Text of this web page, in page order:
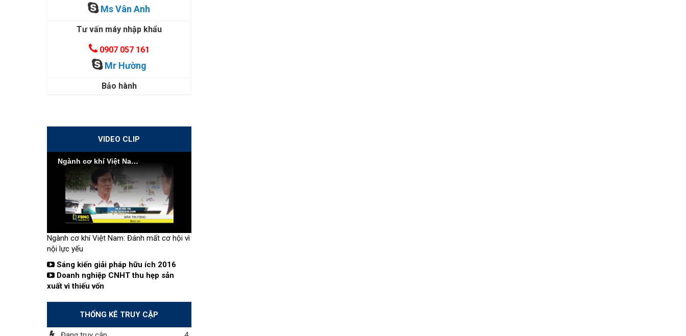
Ms Vân Anh
Tư vấn máy nhập khẩu
0907 057 161
Mr Hường
Bảo hành
VIDEO CLIP
Ngành cơ khí Việt Nam: Đánh mất cơ hội vì nội lực yếu
Ngành cơ khí Việt Nam: Đánh mất cơ hội vì
nội lực yếu
Sáng kiến giải pháp hữu ích 2016
Doanh nghiệp CNHT thu hẹp sản
xuất vì thiếu vốn
THỐNG KÊ TRUY CẬP